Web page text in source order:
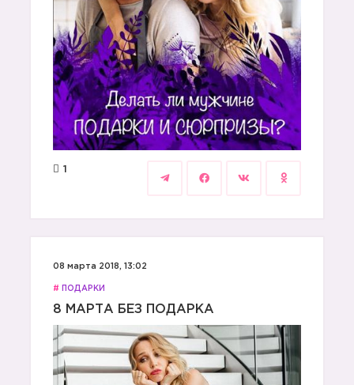
1
08 марта 2018, 13:02
# ПОДАРКИ
8 МАРТА БЕЗ ПОДАРКА